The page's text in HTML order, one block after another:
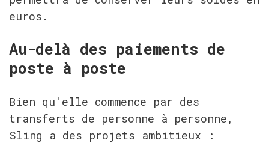
euros.
Au-delà des paiements de
poste à poste
Bien qu'elle commence par des
transferts de personne à personne,
Sling a des projets ambitieux :